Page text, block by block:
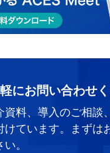
にお問い合わせ
資料、導入のご相談
けています。まずは
。